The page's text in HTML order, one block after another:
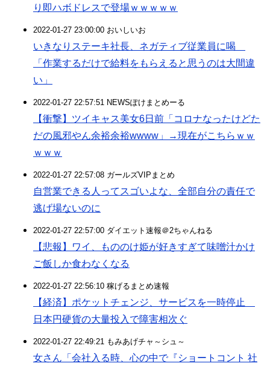
り即ハボドレスで登場ｗｗｗｗｗ
2022-01-27 23:00:00 おいしいお
いきなりステーキ社長、ネガティブ従業員に喝
「作業するだけで給料をもらえると思うのは大間違
い」
2022-01-27 22:57:51 NEWSぽけまとめーる
【衝撃】ツイキャス美女6日前「コロナなったけどた
だの風邪やん余裕余裕wwww」→現在がこちらｗｗ
ｗｗｗ
2022-01-27 22:57:08 ガールズVIPまとめ
自営業できる人ってスゴいよな、全部自分の責任で
逃げ場ないのに
2022-01-27 22:57:00 ダイエット速報＠2ちゃんねる
【悲報】ワイ、もののけ姫が好きすぎて味噌汁かけ
ご飯しか食わなくなる
2022-01-27 22:56:10 稼げるまとめ速報
【経済】ポケットチェンジ、サービスを一時停止
日本円硬貨の大量投入で障害相次ぐ
2022-01-27 22:49:21 もみあげチャ～シュ～
女さん「会社入る時、心の中で『ショートコント 社